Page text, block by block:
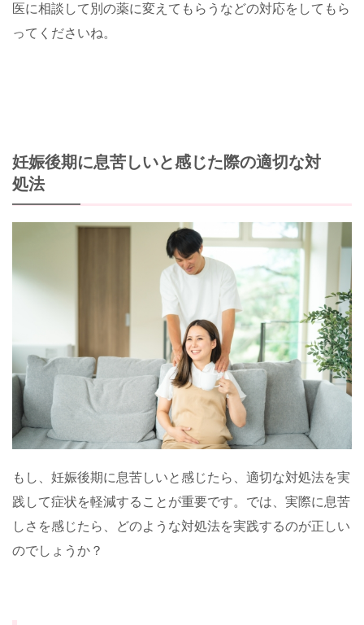
医に相談して別の薬に変えてもらうなどの対応をしてもら
ってくださいね。
妊娠後期に息苦しいと感じた際の適切な対
処法
もし、妊娠後期に息苦しいと感じたら、適切な対処法を実
践して症状を軽減することが重要です。では、実際に息苦
しさを感じたら、どのような対処法を実践するのが正しい
のでしょうか？